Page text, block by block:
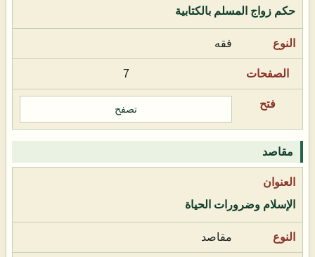
حكم زواج المسلم بالكتابية
فقه
7
تصفح
مقاصد
الإسلام وضرورات الحياة
مقاصد